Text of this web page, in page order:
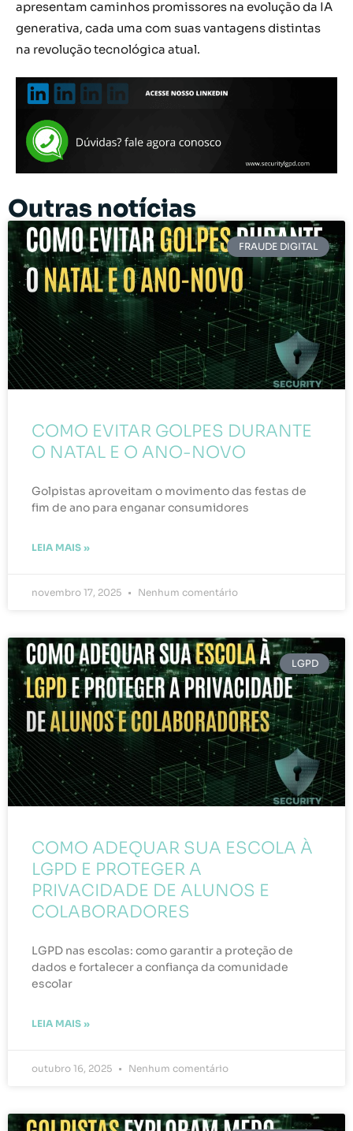
apresentam caminhos promissores na evolução da IA
generativa, cada uma com suas vantagens distintas
na revolução tecnológica atual.
Outras notícias
FRAUDE DIGITAL
COMO EVITAR GOLPES DURANTE
O NATAL E O ANO-NOVO
Golpistas aproveitam o movimento das festas de
fim de ano para enganar consumidores
LEIA MAIS »
novembro 17, 2025 Nenhum comentário
LGPD
COMO ADEQUAR SUA ESCOLA À
LGPD E PROTEGER A
PRIVACIDADE DE ALUNOS E
COLABORADORES
LGPD nas escolas: como garantir a proteção de
dados e fortalecer a confiança da comunidade
escolar
LEIA MAIS »
outubro 16, 2025 Nenhum comentário